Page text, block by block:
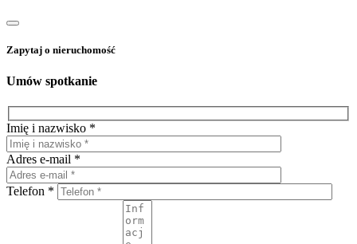
Zapytaj o nieruchomość
Umów spotkanie
Imię i nazwisko *
Adres e-mail *
Telefon *